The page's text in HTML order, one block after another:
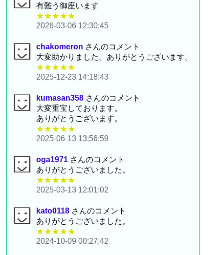
有難う御座います
★★★★★
2026-03-06 12:30:45
chakomeron さんのコメント
大変助かりました。ありがとうございます。
★★★★★
2025-12-23 14:18:43
kumasan358 さんのコメント
大変重宝しております。
ありがとうございます。
★★★★★
2025-06-13 13:56:59
oga1971 さんのコメント
ありがとうございました。
★★★★★
2025-03-13 12:01:02
kato0118 さんのコメント
ありがとうございました。
★★★★★
2024-10-09 00:27:42